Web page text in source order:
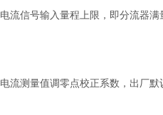
电流信号输入量程上限，即分流器满
电流测量值调零点校正系数，出厂默